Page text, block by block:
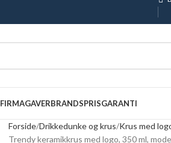
FIRMAGAVERBRANDSPRISGARANTI
Forside Drikkedunke og krus Krus med
Trendy keramikkrus med logo, 350 ml,